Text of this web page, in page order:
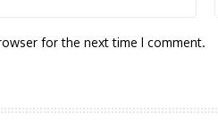
for the next time I comment.